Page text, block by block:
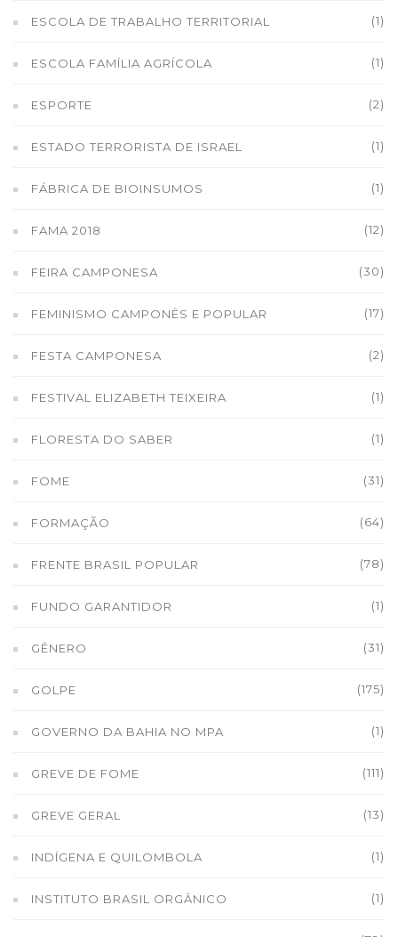
ESCOLA DE TRABALHO TERRITORIAL (1)
ESCOLA FAMÍLIA AGRÍCOLA (1)
ESPORTE (2)
ESTADO TERRORISTA DE ISRAEL (1)
FÁBRICA DE BIOINSUMOS (1)
FAMA 2018 (12)
FEIRA CAMPONESA (30)
FEMINISMO CAMPONÊS E POPULAR (17)
FESTA CAMPONESA (2)
FESTIVAL ELIZABETH TEIXEIRA (1)
FLORESTA DO SABER (1)
FOME (31)
FORMAÇÃO (64)
FRENTE BRASIL POPULAR (78)
FUNDO GARANTIDOR (1)
GÊNERO (31)
GOLPE (175)
GOVERNO DA BAHIA NO MPA (1)
GREVE DE FOME (111)
GREVE GERAL (13)
INDÍGENA E QUILOMBOLA (1)
INSTITUTO BRASIL ORGÂNICO (1)